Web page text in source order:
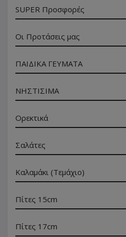
SUPER Προσφορές
Οι Προτάσεις μας
ΠΑΙΔΙΚΑ ΓΕΥΜΑΤΑ
ΝΗΣΤΙΣΙΜΑ
Ορεκτικά
Σαλάτες
Καλαμάκι (Τεμάχιο)
Πίτες 15cm
Πίτες 17cm